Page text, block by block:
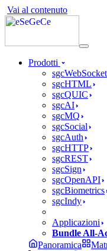
Vai al contenuto
Prodotti
sgcHTML
sgcQUIC
sgcAI
sgcMQ
sgcSocial
sgcAuth
sgcHTTP
sgcREST
sgcSign
sgcOpenAPI
sgcBiometrics
sgcIndy
Applicazioni
Bundle All-
Panoramica